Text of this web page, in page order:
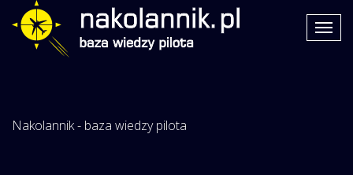
Nakolannik - baza wiedzy pilota